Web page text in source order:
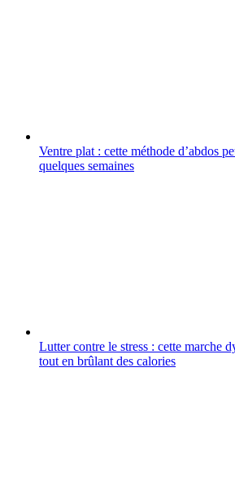
Ventre plat : cette méthode d’abdos
quelques semaines
Lutter contre le stress : cette marche
tout en brûlant des calories